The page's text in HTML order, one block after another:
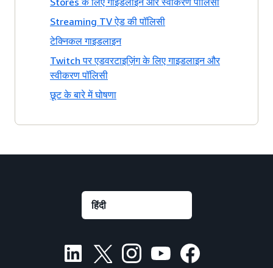
Streaming TV ऐड की पॉलिसी
टेक्निकल गाइडलाइन
Twitch पर एडवरटाइज़िंग के लिए गाइडलाइन और
स्वीकरण पॉलिसी
छूट के बारे में घोषणा